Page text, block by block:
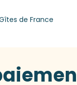
de France